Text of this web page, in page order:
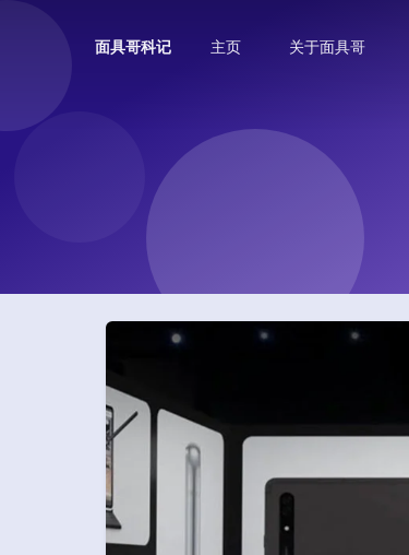
面具哥科记 主页 关于面具哥